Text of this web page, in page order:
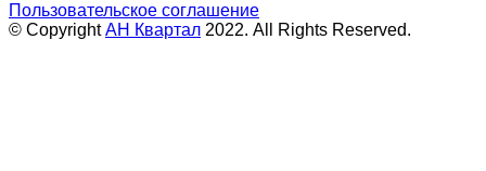
Пользовательское соглашение
© CopyrightАН Квартал 2022. All Rights Reserved.